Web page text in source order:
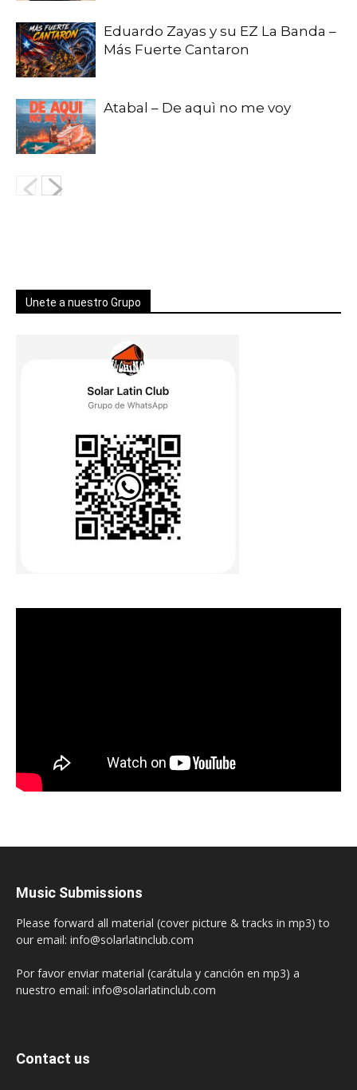
Eduardo Zayas y su EZ La Banda –
Más Fuerte Cantaron
Atabal – De aquì no me voy
Unete a nuestro Grupo
Music Submissions
Please forward all material (cover picture & tracks in mp3) to
our email: info@solarlatinclub.com
Por favor enviar material (carátula y canción en mp3) a
nuestro email: info@solarlatinclub.com
Contact us